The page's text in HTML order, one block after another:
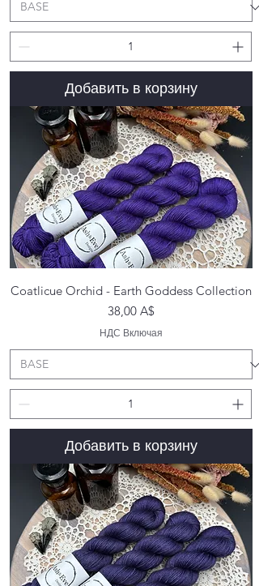
Добавить в корзину
Coatlicue Orchid - Earth Goddess Collection
Цена
38,00 A$
НДС Включая
Добавить в корзину